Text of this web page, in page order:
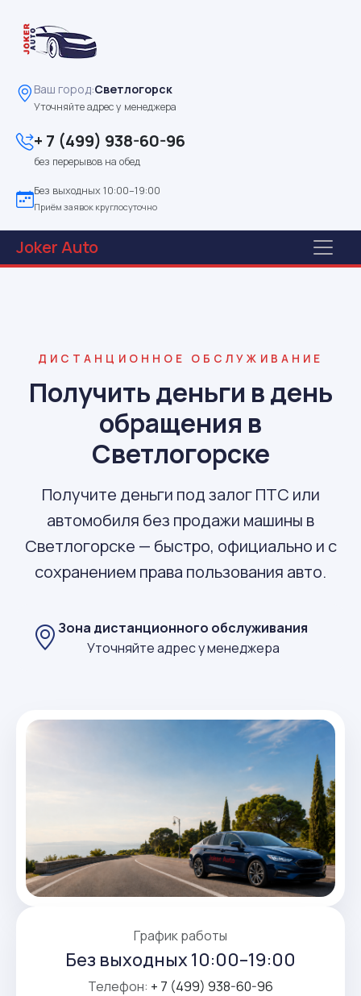
Ваш город:Светлогорск
Уточняйте адрес у менеджера
+ 7 (499) 938-60-96
без перерывов на обед
Без выходных 10:00–19:00
Приём заявок круглосуточно
JokerAuto
ДИСТАНЦИОННОЕ ОБСЛУЖИВАНИЕ
Получить деньги в день
обращения в
Светлогорске
Получите деньги под залог ПТС или
автомобиля без продажи машины в
Светлогорске — быстро, официально и с
сохранением права пользования авто.
Зона дистанционного обслуживания
Уточняйте адрес у менеджера
График работы
Без выходных 10:00–19:00
Телефон: + 7 (499) 938-60-96